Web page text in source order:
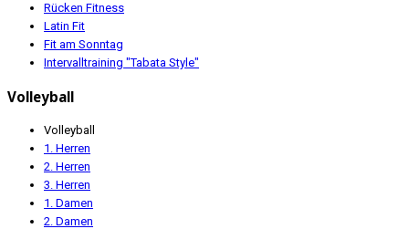
Rücken Fitness
Latin Fit
Fit am Sonntag
Intervalltraining "Tabata Style"
Volleyball
Volleyball
1. Herren
2. Herren
3. Herren
1. Damen
2. Damen